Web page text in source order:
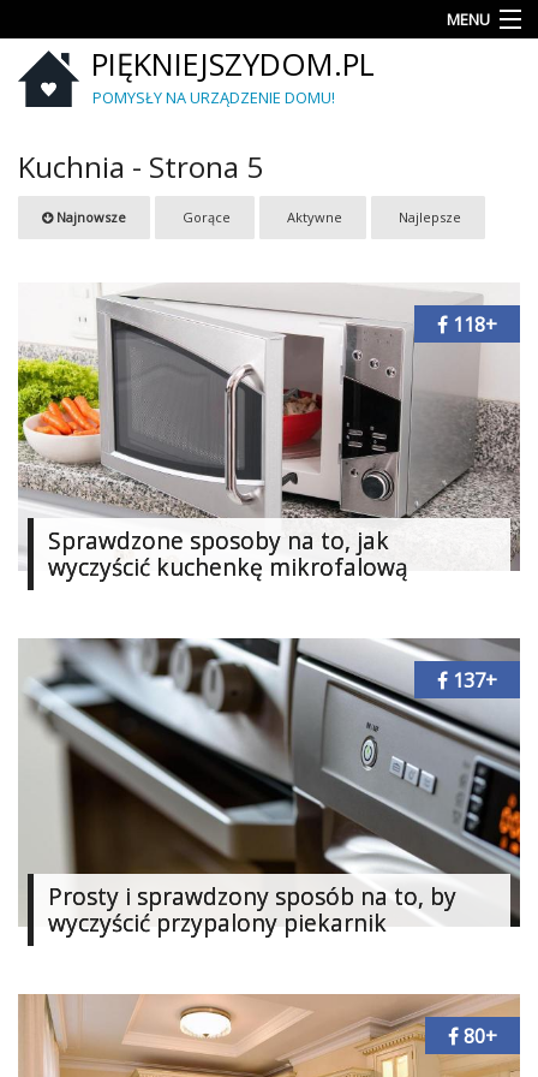
MENU
Aranżacje
wnętrz
Łazienka
Zrób
to
sam
Ogród
Dekoracje
Dodatki
Pokój
dziecięcy
Przedpokój
Dodaj
Dodaj
Dodaj
artykuł
PIĘKNIEJSZYDOM.PL
POMYSŁY NA URZĄDZENIE DOMU!
Kuchnia - Strona 5
Najnowsze Gorące Aktywne Najlepsze
Sprawdzone sposoby na to, jak
wyczyścić kuchenkę mikrofalową
118+
Prosty i sprawdzony sposób na to, by
wyczyścić przypalony piekarnik
137+
80+